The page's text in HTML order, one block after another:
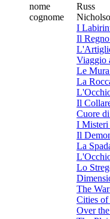
nome
Russ
cognome
I
Il
Viaggio
Le
La
Il
Cuore
I Misteri
Il
La
Lo
The
Cities
Over